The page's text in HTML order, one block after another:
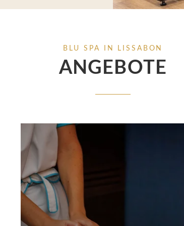
BLU SPA IN LISSABON
ANGEBOTE